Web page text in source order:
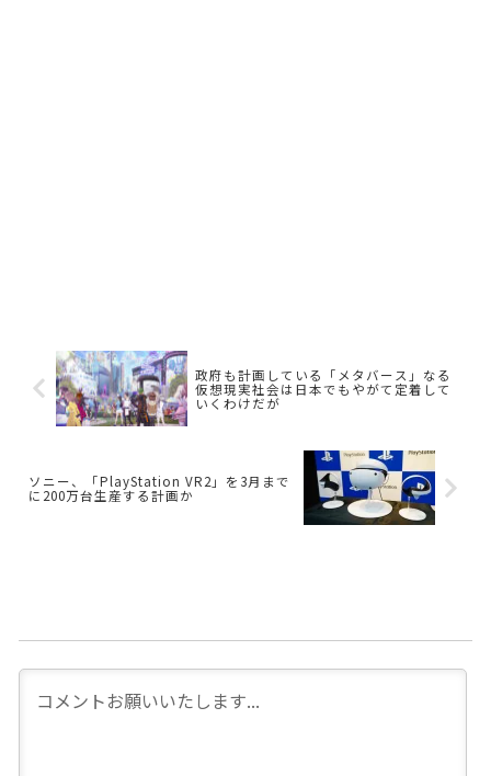
政府も計画している「メタバース」なる
仮想現実社会は日本でもやがて定着して
いくわけだが
ソニー、「PlayStation VR2」を3月まで
に200万台生産する計画か